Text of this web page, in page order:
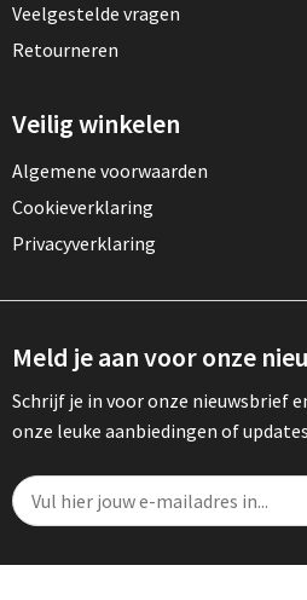
Veelgestelde vragen
Retourneren
Veilig winkelen
Algemene voorwaarden
Cookieverklaring
Privacyverklaring
Meld je aan voor onze
Schrijf je in voor onze nieuwsbrief
onze leuke aanbiedingen of